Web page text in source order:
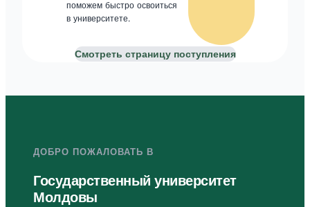
поможем быстро освоиться
в университете.
Смотреть страницу поступления
ДОБРО ПОЖАЛОВАТЬ В
Государственный университет
Молдовы